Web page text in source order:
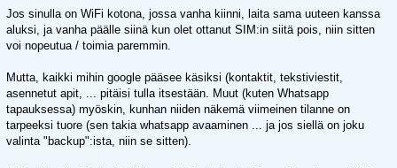
Jos sinulla on WiFi kotona, jossa vanha kiinni, laita sama uuteen kanssa
aluksi, ja vanha päälle siinä kun olet ottanut SIM:in siitä pois, niin sitten
voi nopeutua / toimia paremmin.
Mutta, kaikki mihin google pääsee käsiksi (kontaktit, tekstiviestit,
asennetut apit, ... pitäisi tulla itsestään. Muut (kuten Whatsapp
tapauksessa) myöskin, kunhan niiden näkemä viimeinen tilanne on
tarpeeksi tuore (sen takia whatsapp avaaminen ... ja jos siellä on joku
valinta "backup":ista, niin se sitten).